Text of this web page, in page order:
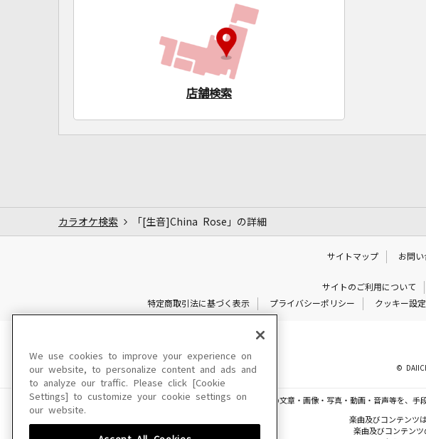
店舗検索
カラオケ検索 「[生音]China Rose」の詳細
サイトマップ お問い
サイトのご利用について
特定商取引法に基づく表示
プライバシーポリシー クッキー設定
©
このサイトに掲載されている一切の文章・画像・写真・動画・音声等を、
楽曲及びコンテンツ
楽曲及びコンテンツ
We use cookies to improve your experience on
our website, to personalize content and ads and
to analyze our traffic. Please click [Cookie
Settings] to customize your cookie settings on
our website.